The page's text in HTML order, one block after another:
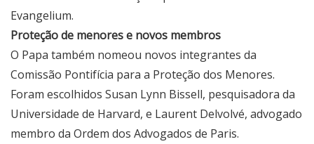
Evangelium.
Proteção de menores e novos membros
O Papa também nomeou novos integrantes da
Comissão Pontifícia para a Proteção dos Menores.
Foram escolhidos Susan Lynn Bissell, pesquisadora da
Universidade de Harvard, e Laurent Delvolvé, advogado
membro da Ordem dos Advogados de Paris.